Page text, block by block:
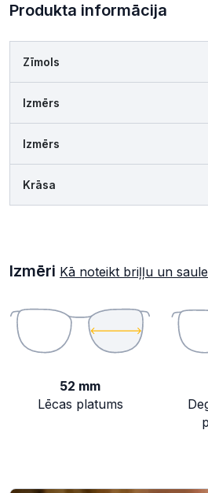
Produkta informācija
Zīmols
Izmērs
Izmērs
Krāsa
Izmēri Kā noteikt briļļu un
52 mm
Lēcas platums